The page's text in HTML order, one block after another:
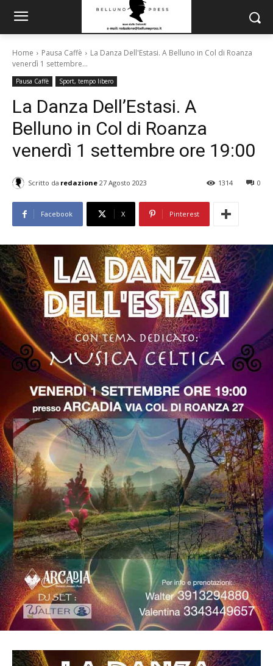
Home Pausa Caffè
La Danza Dell'Estasi. A Belluno in Col di Roanza
venerdì 1 settembre...
Pausa Caffè Sport, tempo libero
La Danza Dell’Estasi. A
Belluno in Col di Roanza
venerdì 1 settembre ore 19:00
Scritto da redazione 27 Agosto 2023 0
1314
Facebook X Pinterest